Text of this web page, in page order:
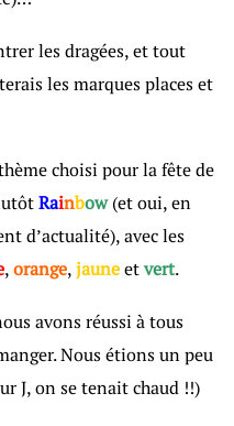
les dragées, et tout
les marques places et
choisi pour la fête de
Rainbow(et oui, en
d’actualité), avec les
,orange,jauneetvert.
avons réussi à tous
Nous étions un peu
J, on se tenait chaud !!)